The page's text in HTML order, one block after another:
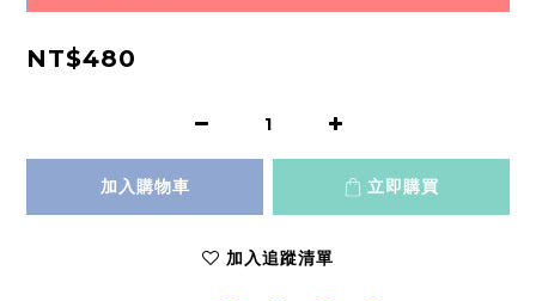
NT$480
加入購物車 立即購買
加入追蹤清單